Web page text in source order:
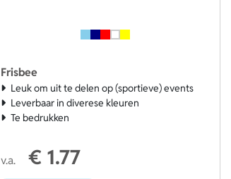
Frisbee
Leuk om uit te delen op (sportieve) events
Leverbaar in diverese kleuren
Te bedrukken
v.a. € 1.77